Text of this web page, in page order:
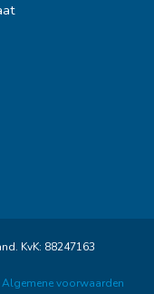
KvK: 88247163
Algemene voorwaarden